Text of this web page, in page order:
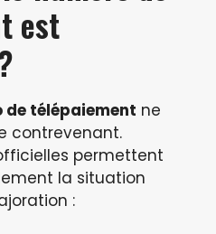
est
de télépaiement ne
contrevenant.
permettent
la situation
: